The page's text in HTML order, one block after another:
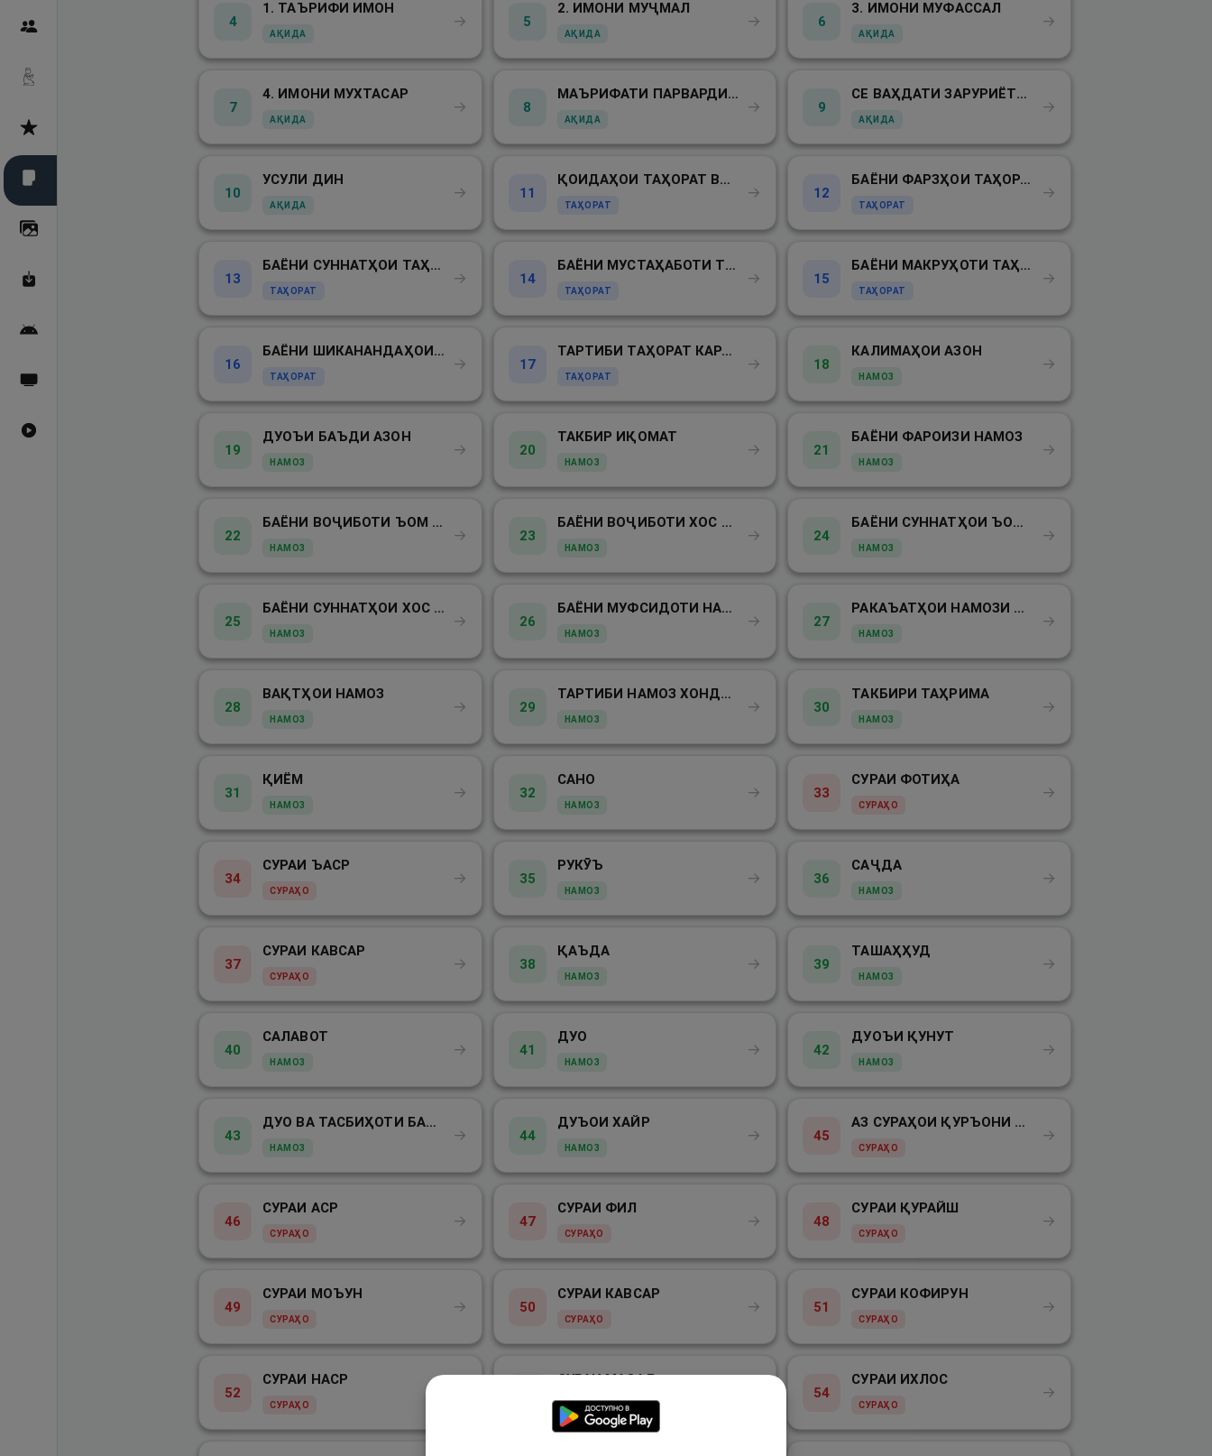
4
1. ТАЪРИФИ ИМОН
АҚИДА
→ 5
2. ИМОНИ МУҶМАЛ
АҚИДА
→ 6
3. ИМОНИ МУФАССАЛ
АҚИДА
→
7
4. ИМОНИ МУХТАСАР
АҚИДА
→ 8
МАЪРИФАТИ ПАРВАРДИГОР
АҚИДА
→ 9
СЕ ВАҲДАТИ ЗАРУРИЁТИ ДИН
АҚИДА
→
10
УСУЛИ ДИН
АҚИДА
→ 11
ҚОИДАҲОИ ТАҲОРАТ ВА НАМОЗ
ТАҲОРАТ
→ 12
БАЁНИ ФАРЗҲОИ ТАҲОРАТ
ТАҲОРАТ
→
13
БАЁНИ СУННАТҲОИ ТАҲОРАТ
ТАҲОРАТ
→ 14
БАЁНИ МУСТАҲАБОТИ ТАҲОРАТ
ТАҲОРАТ
→ 15
БАЁНИ МАКРУҲОТИ ТАҲОРАТ
ТАҲОРАТ
→
16
БАЁНИ ШИКАНАНДАҲОИ ТАҲОРАТ
ТАҲОРАТ
→ 17
ТАРТИБИ ТАҲОРАТ КАРДАН
ТАҲОРАТ
→ 18
КАЛИМАҲОИ АЗОН
НАМОЗ
→
19
ДУОЪИ БАЪДИ АЗОН
НАМОЗ
→ 20
ТАКБИР ИҚОМАТ
НАМОЗ
→ 21
БАЁНИ ФАРОИЗИ НАМОЗ
НАМОЗ
→
22
БАЁНИ ВОҶИБОТИ ЪОМ ДАР НАМОЗ
НАМОЗ
→ 23
БАЁНИ ВОҶИБОТИ ХОС ДАР НАМОЗ
НАМОЗ
→ 24
БАЁНИ СУННАТҲОИ ЪОМ ДАР НАМОЗ
НАМОЗ
→
25
БАЁНИ СУННАТҲОИ ХОС ДАР НАМОЗ
НАМОЗ
→ 26
БАЁНИ МУФСИДОТИ НАМОЗ
НАМОЗ
→ 27
РАКАЪАТҲОИ НАМОЗИ ШАБОНАРӮЗӢ
НАМОЗ
→
28
ВАҚТҲОИ НАМОЗ
НАМОЗ
→ 29
ТАРТИБИ НАМОЗ ХОНДАН
НАМОЗ
→ 30
ТАКБИРИ ТАҲРИМА
НАМОЗ
→
31
ҚИЁМ
НАМОЗ
→ 32
САНО
НАМОЗ
→ 33
СУРАИ ФОТИҲА
СУРАҲО
→
34
СУРАИ ЪАСР
СУРАҲО
→ 35
РУКӮЪ
НАМОЗ
→ 36
САҶДА
НАМОЗ
→
37
СУРАИ КАВСАР
СУРАҲО
→ 38
ҚАЪДА
НАМОЗ
→ 39
ТАШАҲҲУД
НАМОЗ
→
40
САЛАВОТ
НАМОЗ
→ 41
ДУО
НАМОЗ
→ 42
ДУОЪИ ҚУНУТ
НАМОЗ
→
43
ДУО ВА ТАСБИҲОТИ БАЪДИ НАМОЗ
НАМОЗ
→ 44
ДУЪОИ ХАЙР
НАМОЗ
→ 45
АЗ СУРАҲОИ ҚУРЪОНИ КАРИМ - СУРАИ ФОТИҲА
СУРАҲО
→
46
СУРАИ АСР
СУРАҲО
→ 47
СУРАИ ФИЛ
СУРАҲО
→ 48
СУРАИ ҚУРАЙШ
СУРАҲО
→
49
СУРАИ МОЪУН
СУРАҲО
→ 50
СУРАИ КАВСАР
СУРАҲО
→ 51
СУРАИ КОФИРУН
СУРАҲО
→
52
СУРАИ НАСР
СУРАҲО
СУРАИ МАСАД
СУРАҲО
54
СУРАИ ИХЛОС
СУРАҲО
→